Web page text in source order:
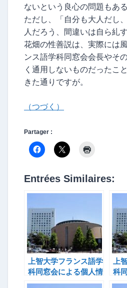
ないという良心の問題もあ
ただし、「自分も大人だし
人だろう、間違いは自ら糺
花畑の性善説は、実際には
ンス語学科同窓会会長やそ
く通用しないものだったこ
きた通りですが。
（つづく）
Partager :
Entrées Similaires:
上智大学フランス語学
科同窓会による個人情
報無断開示事件(22)
上
科
報